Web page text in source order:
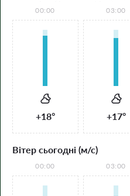
00:00
+18°
03:00
+17°
Вітер сьогодні (м/с)
00:00 03:00